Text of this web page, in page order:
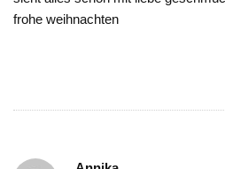
frohe weihnachten